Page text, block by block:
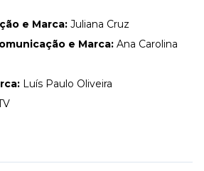
e Marca: Juliana Cruz
e Marca: Ana Carolina
Luís Paulo Oliveira